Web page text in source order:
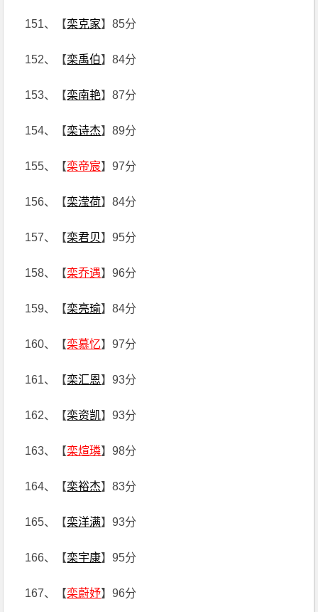
151、【栾克家】85分
152、【栾禹伯】84分
153、【栾南艳】87分
154、【栾诗杰】89分
155、【栾帝宸】97分
156、【栾滢荷】84分
157、【栾君贝】95分
158、【栾乔遇】96分
159、【栾亮瑜】84分
160、【栾慕忆】97分
161、【栾汇恩】93分
162、【栾资凯】93分
163、【栾煊璘】98分
164、【栾裕杰】83分
165、【栾洋满】93分
166、【栾宇康】95分
167、【栾蔚妤】96分